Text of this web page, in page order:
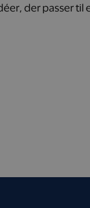
der passer til